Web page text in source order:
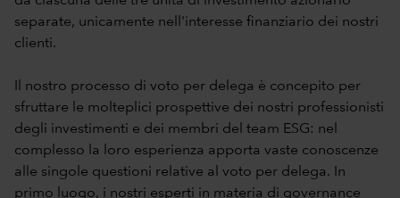
separate, unicamente nell'interesse finanziario dei nostri
clienti.
Il nostro processo di voto per delega è concepito per
sfruttare le molteplici prospettive dei nostri professionisti
degli investimenti e dei membri del team ESG: nel
complesso la loro esperienza apporta vaste conoscenze
alle singole questioni relative al voto per delega. In
primo luogo, i nostri esperti in materia di governance